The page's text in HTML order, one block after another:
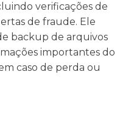
verificações de
de fraude. Ele
backup de arquivos
importantes do
caso de perda ou